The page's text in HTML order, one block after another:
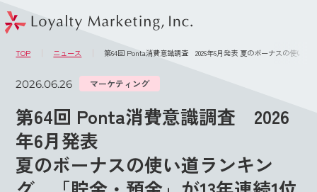
TOP ニュース 第64回 Ponta消費意識調査 2026年6月発表 夏のボーナスの使い
2026.06.26 マーケティング
第64回 Ponta消費意識調査 2026
年6月発表
夏のボーナスの使い道ランキン